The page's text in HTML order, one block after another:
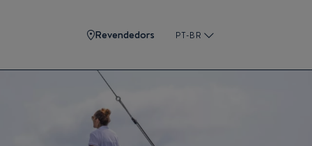
Revendedors PT-BR